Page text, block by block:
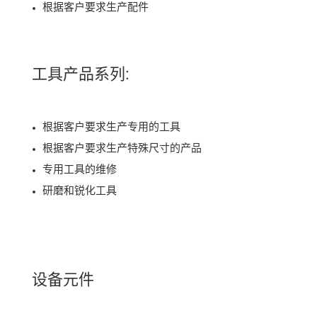
根据客户要求生产配件
工具产品系列:
根据客户要求生产专用的工具
根据客户要求生产特殊尺寸的产品
专用工具的维修
研磨和锐化工具
设备元件